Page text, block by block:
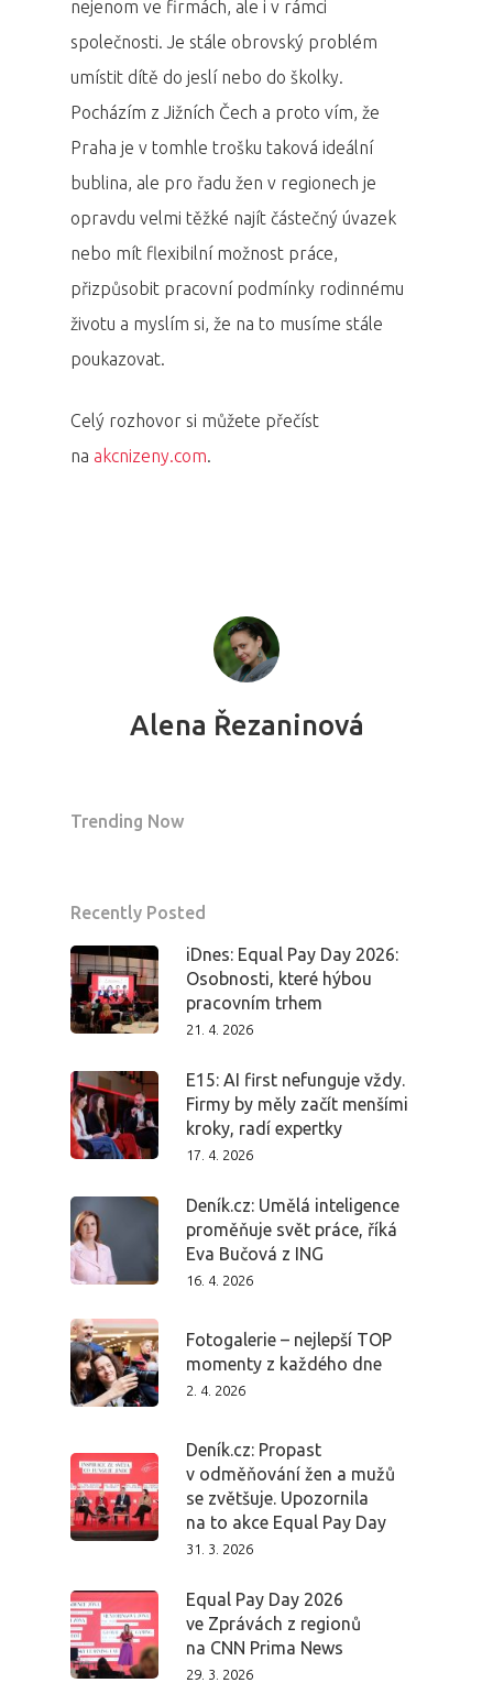
nejenom ve firmách, ale i v rámci
společnosti. Je stále obrovský problém
umístit dítě do jeslí nebo do školky.
Pocházím z Jižních Čech a proto vím, že
Praha je v tomhle trošku taková ideální
bublina, ale pro řadu žen v regionech je
opravdu velmi těžké najít částečný úvazek
nebo mít flexibilní možnost práce,
přizpůsobit pracovní podmínky rodinnému
životu a myslím si, že na to musíme stále
poukazovat.
Celý rozhovor si můžete přečíst
na akcnizeny.com.
Alena Řezaninová
Trending Now
Recently Posted
iDnes: Equal Pay Day 2026:
Osobnosti, které hýbou
pracovním trhem
21. 4. 2026
E15: AI first nefunguje vždy.
Firmy by měly začít menšími
kroky, radí expertky
17. 4. 2026
Deník.cz: Umělá inteligence
proměňuje svět práce, říká
Eva Bučová z ING
16. 4. 2026
Fotogalerie – nejlepší TOP
momenty z každého dne
2. 4. 2026
Deník.cz: Propast
v odměňování žen a mužů
se zvětšuje. Upozornila
na to akce Equal Pay Day
31. 3. 2026
Equal Pay Day 2026
ve Zprávách z regionů
na CNN Prima News
29. 3. 2026
Domů
Program 26.3.
Program 27.3.